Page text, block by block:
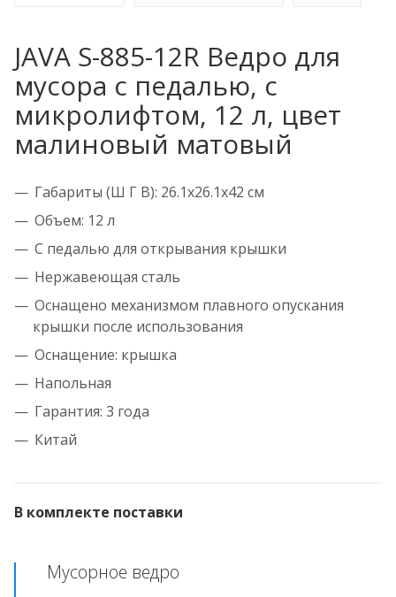
JAVA S-885-12R Ведро для
мусора с педалью, с
микролифтом, 12 л, цвет
малиновый матовый
Габариты (Ш Г В): 26.1x26.1x42 см
Объем: 12 л
С педалью для открывания крышки
Нержавеющая сталь
Оснащено механизмом плавного опускания
крышки после использования
Оснащение: крышка
Напольная
Гарантия: 3 года
Китай
В комплекте поставки
Мусорное ведро